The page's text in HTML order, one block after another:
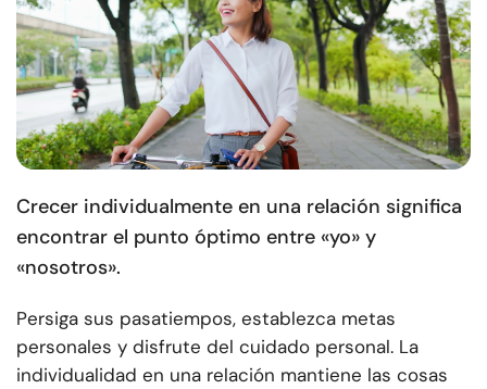
Crecer individualmente en una relación significa
encontrar el punto óptimo entre «yo» y
«nosotros».
Persiga sus pasatiempos, establezca metas
personales y disfrute del cuidado personal. La
individualidad en una relación mantiene las cosas